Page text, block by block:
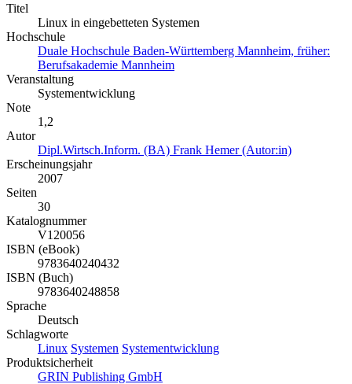
Titel
Linux in eingebetteten Systemen
Hochschule
Duale Hochschule Baden-Württemberg Mannheim, früher:
Berufsakademie Mannheim
Veranstaltung
Systementwicklung
Note
1,2
Autor
Dipl.Wirtsch.Inform. (BA) Frank Hemer (Autor:in)
Erscheinungsjahr
2007
Seiten
30
Katalognummer
V120056
ISBN (eBook)
9783640240432
ISBN (Buch)
9783640248858
Sprache
Deutsch
Schlagworte
Linux Systemen Systementwicklung
Produktsicherheit
GRIN Publishing GmbH